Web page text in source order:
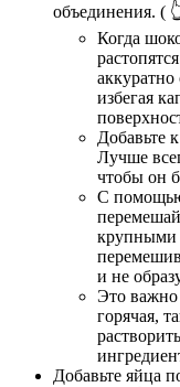
объединения. (
Когда
избегая
Добавьте
Лучше
чтобы он
С
крупными
и не
Это важно
горячая,
Добавьте яйца